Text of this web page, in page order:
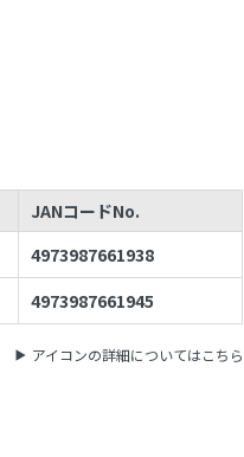
JANコードNo.
4973987661938
4973987661945
アイコンの詳細についてはこちら